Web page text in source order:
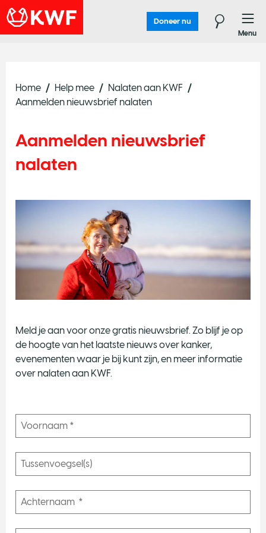
Doneer nu
Menu
Home Help mee
Nalaten aan KWF
Aanmelden nieuwsbrief nalaten
Aanmelden nieuwsbrief
nalaten
Meld je aan voor onze gratis nieuwsbrief. Zo blijf je op
de hoogte van het laatste nieuws over kanker,
evenementen waar je bij kunt zijn, en meer informatie
over nalaten aan KWF.
N
e
e
O
n
e
J